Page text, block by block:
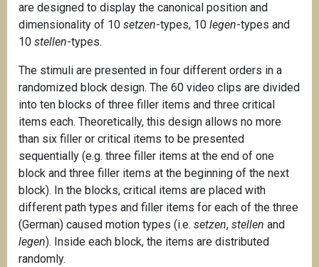
are designed to display the canonical position and
dimensionality of 10 setzen-types, 10 legen-types and
10 stellen-types.
The stimuli are presented in four different orders in a
randomized block design. The 60 video clips are divided
into ten blocks of three filler items and three critical
items each. Theoretically, this design allows no more
than six filler or critical items to be presented
sequentially (e.g. three filler items at the end of one
block and three filler items at the beginning of the next
block). In the blocks, critical items are placed with
different path types and filler items for each of the three
(German) caused motion types (i.e. setzen, stellen and
legen). Inside each block, the items are distributed
randomly.